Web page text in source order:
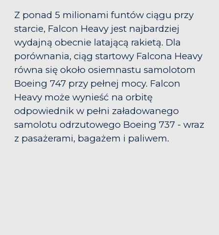
Z ponad 5 milionami funtów ciągu przy
starcie, Falcon Heavy jest najbardziej
wydajną obecnie latającą rakietą. Dla
porównania, ciąg startowy Falcona Heavy
równa się około osiemnastu samolotom
Boeing 747 przy pełnej mocy. Falcon
Heavy może wynieść na orbitę
odpowiednik w pełni załadowanego
samolotu odrzutowego Boeing 737 - wraz
z pasażerami, bagażem i paliwem.